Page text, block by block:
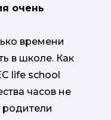
очень
времени
в школе. Как
life school
часов не
родители